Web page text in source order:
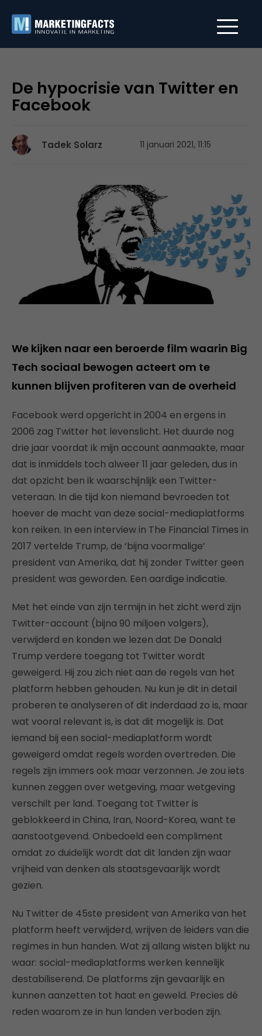
De hypocrisie van Twitter en
Facebook
Tadek Solarz 11 januari 2021, 11:15
We kijken naar een beroerde film waarin Big
Tech sociaal bewogen acteert om te
kunnen blijven profiteren van de overheid
Facebook werd opgericht in 2004 en ergens in
2006 zag Twitter het levenslicht. Het duurde nog
drie jaar voordat ik mijn account aanmaakte, maar
dat is inmiddels toch alweer 11 jaar geleden, dus in
dat opzicht ben ik waarschijnlijk een Twitter-
veteraan. In die tijd kon niemand bevroeden tot
hoever de macht van deze social-mediaplatforms
kon reiken. In een interview in The Financial Times in
2017 vertelde Trump, de ‘bijna voormalige’
president van Amerika, dat hij zonder Twitter geen
president was geworden. Een aardige indicatie.
Met het einde van zijn termijn in het zicht werd zijn
Twitter-account (bijna 90 miljoen volgers),
verwijderd en konden we lezen dat De Donald
Trump verdere toegang tot Twitter wordt
geweigerd. Hij zou zich niet aan de regels van het
platform hebben gehouden. Nu kun je dit in detail
proberen te analyseren of dit inderdaad zo is, maar
wat vooral relevant is, is dat dit mogelijk is. Dat
iemand bij een social-mediaplatform wordt
geweigerd omdat regels worden overtreden. Die
regels zijn immers ook maar verzonnen. Je zou iets
kunnen zeggen over wetgeving, maar wetgeving
verschilt per land. Toegang tot Twitter is
geblokkeerd in China, Iran, Noord-Korea, want te
aanstootgevend. Onbedoeld een compliment
omdat zo duidelijk wordt dat dit landen zijn waar
vrijheid van denken als staatsgevaarlijk wordt
gezien.
Nu Twitter de 45ste president van Amerika van het
platform heeft verwijderd, wrijven de leiders van die
regimes in hun handen. Wat zij allang wisten blijkt nu
waar: social-mediaplatforms werken kennelijk
destabiliserend. De platforms zijn gevaarlijk en
kunnen aanzetten tot haat en geweld. Precies dé
reden waarom ze in hun landen verboden zijn.